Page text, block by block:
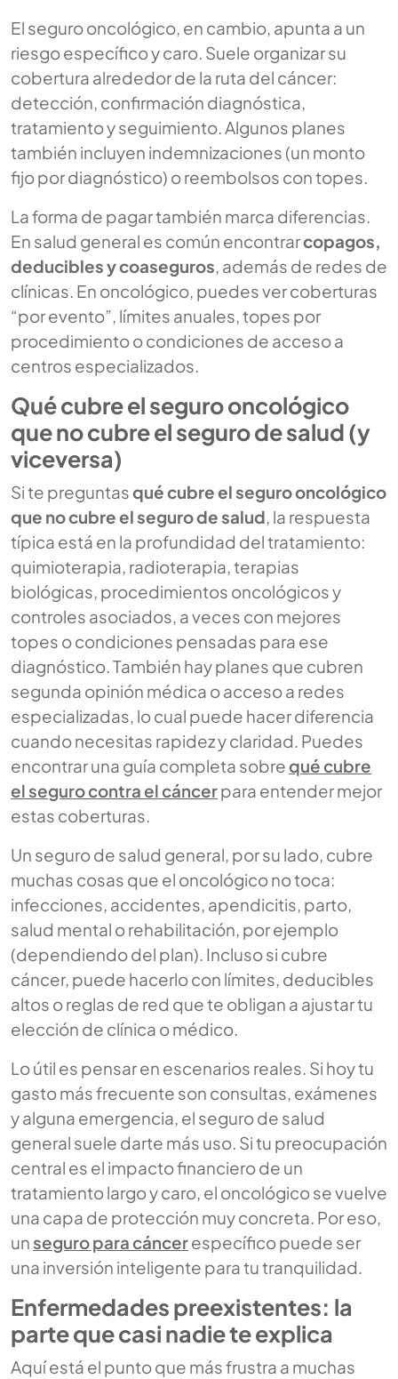
El seguro oncológico, en cambio, apunta a un
riesgo específico y caro. Suele organizar su
cobertura alrededor de la ruta del cáncer:
detección, confirmación diagnóstica,
tratamiento y seguimiento. Algunos planes
también incluyen indemnizaciones (un monto
fijo por diagnóstico) o reembolsos con topes.
La forma de pagar también marca diferencias.
En salud general es común encontrarcopagos,
deducibles y coaseguros, además de redes de
clínicas. En oncológico, puedes ver coberturas
“por evento”, límites anuales, topes por
procedimiento o condiciones de acceso a
centros especializados.
Qué cubre el seguro oncológico
que no cubre el seguro de salud (y
viceversa)
Si te preguntasqué cubre el seguro oncológico
que no cubre el seguro de salud, la respuesta
típica está en la profundidad del tratamiento:
quimioterapia, radioterapia, terapias
biológicas, procedimientos oncológicos y
controles asociados, a veces con mejores
topes o condiciones pensadas para ese
diagnóstico. También hay planes que cubren
segunda opinión médica o acceso a redes
especializadas, lo cual puede hacer diferencia
cuando necesitas rapidez y claridad. Puedes
encontrar una guía completa sobre qué cubre
el seguro contra el cáncerpara entender mejor
estas coberturas.
Un seguro de salud general, por su lado, cubre
muchas cosas que el oncológico no toca:
infecciones, accidentes, apendicitis, parto,
salud mental o rehabilitación, por ejemplo
(dependiendo del plan). Incluso si cubre
cáncer, puede hacerlo con límites, deducibles
altos o reglas de red que te obligan a ajustar tu
elección de clínica o médico.
Lo útil es pensar en escenarios reales. Si hoy tu
gasto más frecuente son consultas, exámenes
y alguna emergencia, el seguro de salud
general suele darte más uso. Si tu preocupación
central es el impacto financiero de un
tratamiento largo y caro, el oncológico se vuelve
una capa de protección muy concreta. Por eso,
unseguro para cáncerespecífico puede ser
una inversión inteligente para tu tranquilidad.
Enfermedades preexistentes: la
parte que casi nadie te explica
Aquí está el punto que más frustra a muchas